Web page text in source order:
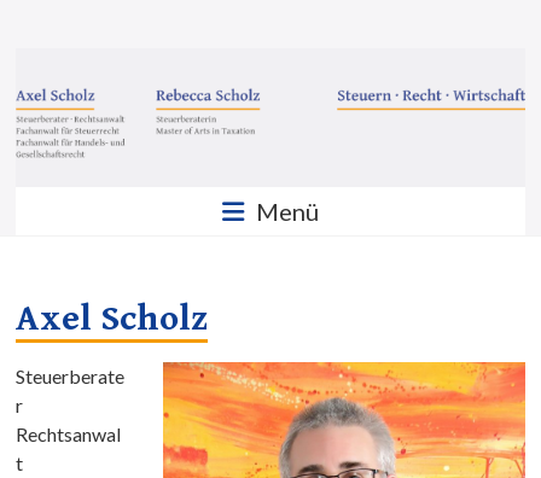
·
Recht
Wirtschaft
Scholz
GbR
Menü
Axel Scholz
Steuerberate
r
Rechtsanwal
t